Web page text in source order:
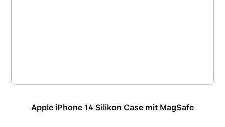
Apple iPhone 14 Silikon Case mit MagSafe